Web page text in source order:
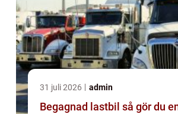
31 juli 2026 admin
Begagnad lastbil så gör du en trygg och